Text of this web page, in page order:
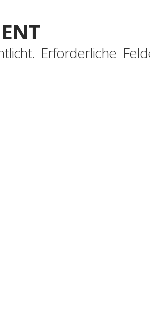
Erforderliche